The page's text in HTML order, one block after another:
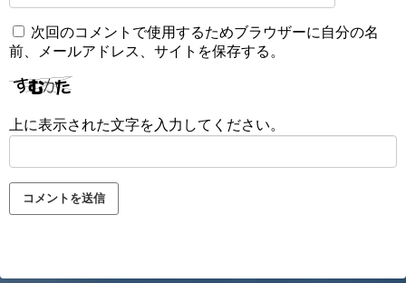
次回のコメントで使用するためブラウザーに自分の名
前、メールアドレス、サイトを保存する。
上に表示された文字を入力してください。